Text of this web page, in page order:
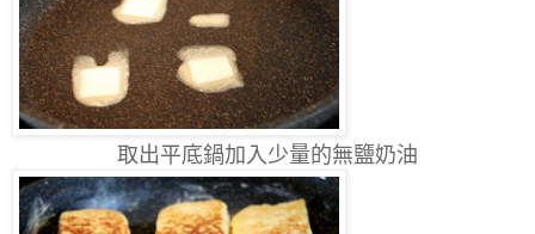
取出平底鍋加入少量的無鹽奶油